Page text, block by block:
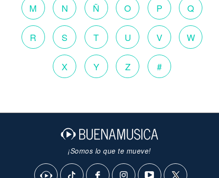
M N Ñ O P Q
R S T U V W
X Y Z #
¡Somos lo que te mueve!